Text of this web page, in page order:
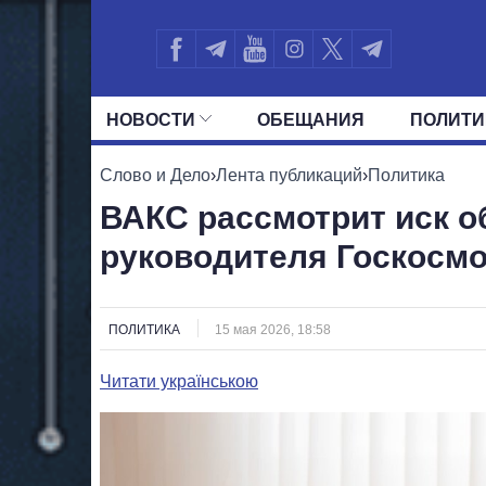
НОВОСТИ ОБЕЩАНИЯ
ВСЕ ПОЛИТИКИ ПРЕЗИДЕНТ И
Слово и Дело›Лента публикаций›Политика
ВАКС рассмотрит иск
руководителя
ПОЛИТИКА 15 мая 2026, 18:58
Читати українською